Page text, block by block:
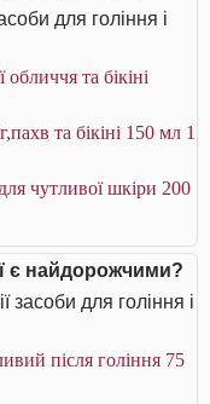
для гоління і
та бікіні
та бікіні 150 мл 1
чутливої шкіри 200
є найдорожчими?
для гоління і
після гоління 75